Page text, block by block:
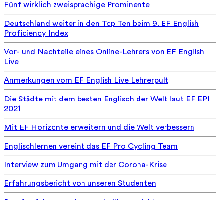
Fünf wirklich zweisprachige Prominente
Deutschland weiter in den Top Ten beim 9. EF English
Proficiency Index
Vor- und Nachteile eines Online-Lehrers von EF English
Live
Anmerkungen vom EF English Live Lehrerpult
Die Städte mit dem besten Englisch der Welt laut EF EPI
2021
Mit EF Horizonte erweitern und die Welt verbessern
Englischlernen vereint das EF Pro Cycling Team
Interview zum Umgang mit der Corona-Krise
Erfahrungsbericht von unseren Studenten